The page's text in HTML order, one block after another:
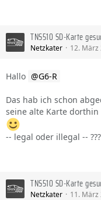
TNS510 SD-Karte
Netzkater 12. März
Hallo G6-R
Das hab ich schon
seine alte Karte
-- legal oder illegal -- ???
TNS510 SD-Karte
Netzkater 11. März